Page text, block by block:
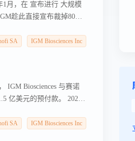
1月，在 宣布进行 大规模
趁此直接宣布裁掉80%
SA IGM Biosciences Inc
IGM Biosciences 与赛诺
亿美元的预付款。 2023
SA IGM Biosciences Inc